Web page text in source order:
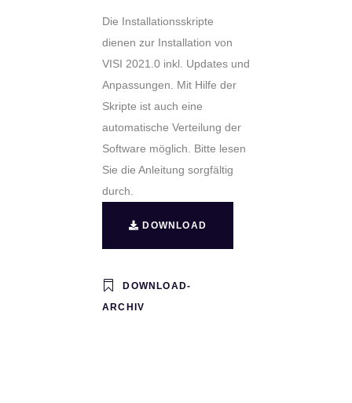
Die Installationsskripte
dienen zur Installation von
VISI 2021.0 inkl. Updates und
Anpassungen. Mit Hilfe der
Skripte ist auch eine
automatische Verteilung der
Software möglich. Bitte lesen
Sie die Anleitung sorgfältig
durch.
DOWNLOAD
DOWNLOAD-
ARCHIV